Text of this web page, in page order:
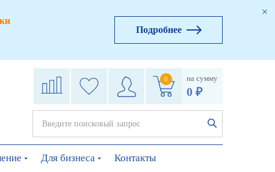
Подробнее
0 на сумму
0 ₽
Для бизнеса Контакты